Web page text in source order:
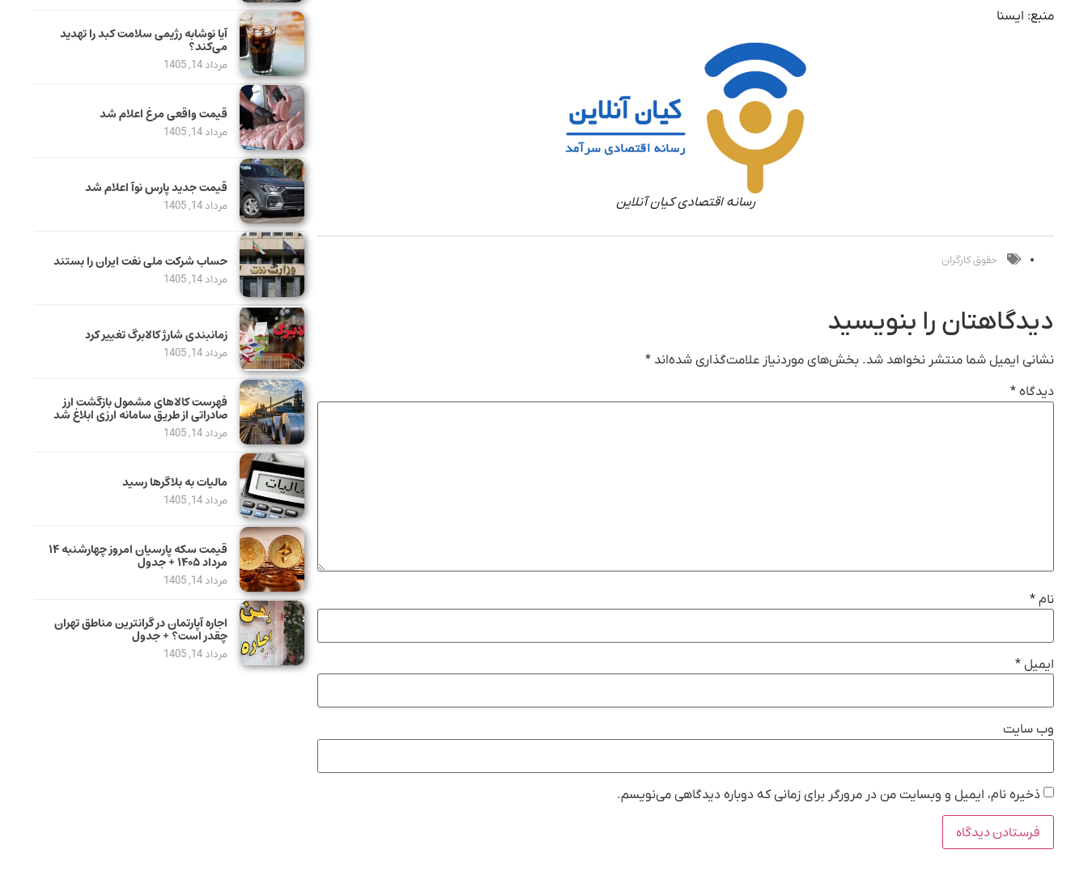
منبع: ایسنا
رسانه اقتصادی کیان آنلاین
حقوق کارگران
دیدگاهتان را بنویسید
نشانی ایمیل شما منتشر نخواهد شد. بخش‌های موردنیاز علامت‌گذاری شده‌اند *
دیدگاه *
نام *
ایمیل *
وب‌ سایت
ذخیره نام، ایمیل و وبسایت من در مرورگر برای زمانی که دوباره دیدگاهی می‌نویسم.
آیا نوشابه رژیمی سلامت کبد را تهدید
می‌کند؟
مرداد 14, 1405
قیمت واقعی مرغ اعلام شد
مرداد 14, 1405
قیمت جدید پارس نوآ اعلام شد
مرداد 14, 1405
حساب‌ شرکت ملی نفت ایران را بستند
مرداد 14, 1405
زمانبندی شارژ کالابرگ تغییر کرد
مرداد 14, 1405
فهرست کالاهای مشمول بازگشت ارز
صادراتی از طریق سامانه ارزی ابلاغ شد
مرداد 14, 1405
مالیات به بلاگرها رسید
مرداد 14, 1405
قیمت سکه پارسیان امروز چهارشنبه ۱۴
مرداد ۱۴۰۵ + جدول
مرداد 14, 1405
اجاره آپارتمان در گرانترین مناطق تهران
چقدر است؟ + جدول
مرداد 14, 1405